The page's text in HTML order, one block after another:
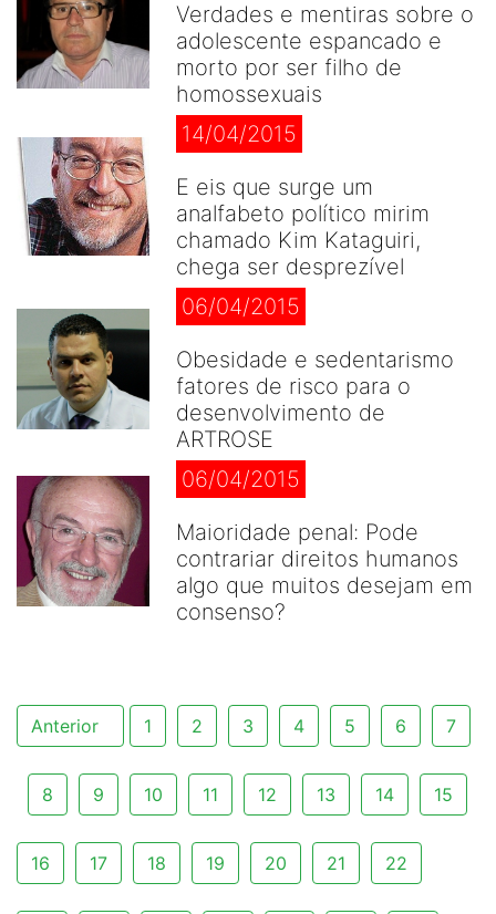
Verdades e mentiras sobre o
adolescente espancado e
morto por ser filho de
homossexuais
14/04/2015
E eis que surge um
analfabeto político mirim
chamado Kim Kataguiri,
chega ser desprezível
06/04/2015
Obesidade e sedentarismo
fatores de risco para o
desenvolvimento de
ARTROSE
06/04/2015
Maioridade penal: Pode
contrariar direitos humanos
algo que muitos desejam em
consenso?
Anterior 1 2 3 4 5 6 7
8 9 10 11 12 13 14 15
16 17 18 19 20 21 22